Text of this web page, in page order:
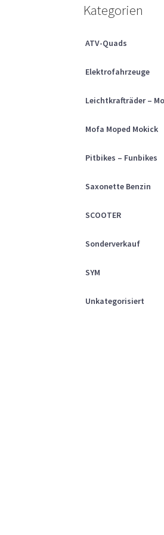
Kategorien
ATV-Quads
Elektrofahrzeuge
Leichtkrafträder –
Mofa Moped Mokick
Pitbikes – Funbikes
Saxonette Benzin
SCOOTER
Sonderverkauf
SYM
Unkategorisiert